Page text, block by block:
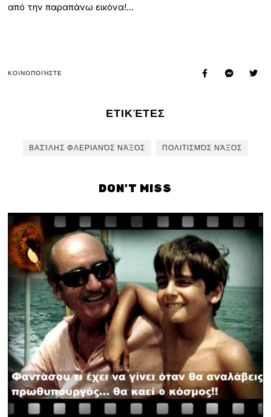
από την παραπάνω εικόνα!…
ΚΟΙΝΟΠΟΙΉΣΤΕ
ΕΤΙΚΈΤΕΣ
ΒΑΣΊΛΗΣ ΦΛΕΡΙΑΝΌΣ ΝΆΞΟΣ ΠΟΛΙΤΙΣΜΌΣ ΝΆΞΟΣ
DON'T MISS